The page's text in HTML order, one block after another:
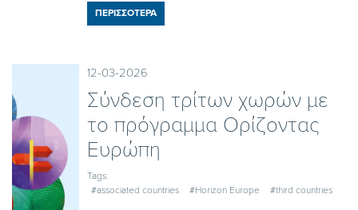
ΠΕΡΙΣΣΟΤΕΡΑ
12-03-2026
Σύνδεση τρίτων χωρών με
το πρόγραμμα Ορίζοντας
Ευρώπη
Tags:
#associated countries
#Horizon Europe #third countries